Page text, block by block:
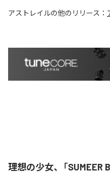
アストレイルの他のリリース：
理想の少女、「SUMEER